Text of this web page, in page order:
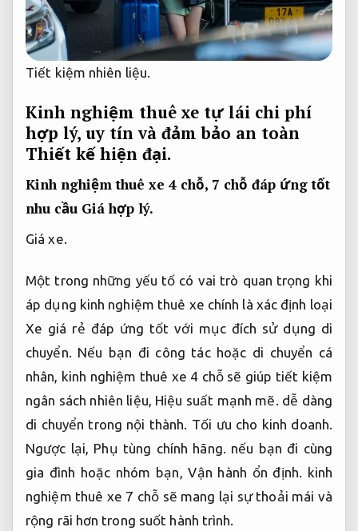
Tiết kiệm nhiên liệu.
Kinh nghiệm thuê xe tự lái chi phí
hợp lý, uy tín và đảm bảo an toàn
Thiết kế hiện đại.
Kinh nghiệm thuê xe 4 chỗ, 7 chỗ đáp ứng tốt
nhu cầu Giá hợp lý.
Giá xe.
Một trong những yếu tố có vai trò quan trọng khi
áp dụng kinh nghiệm thuê xe chính là xác định loại
Xe giá rẻ đáp ứng tốt với mục đích sử dụng di
chuyển. Nếu bạn đi công tác hoặc di chuyển cá
nhân, kinh nghiệm thuê xe 4 chỗ sẽ giúp tiết kiệm
ngân sách nhiên liệu, Hiệu suất mạnh mẽ. dễ dàng
di chuyển trong nội thành. Tối ưu cho kinh doanh.
Ngược lại, Phụ tùng chính hãng. nếu bạn đi cùng
gia đình hoặc nhóm bạn,Vận hành ổn định. kinh
nghiệm thuê xe 7 chỗ sẽ mang lại sự thoải mái và
rộng rãi hơn trong suốt hành trình.